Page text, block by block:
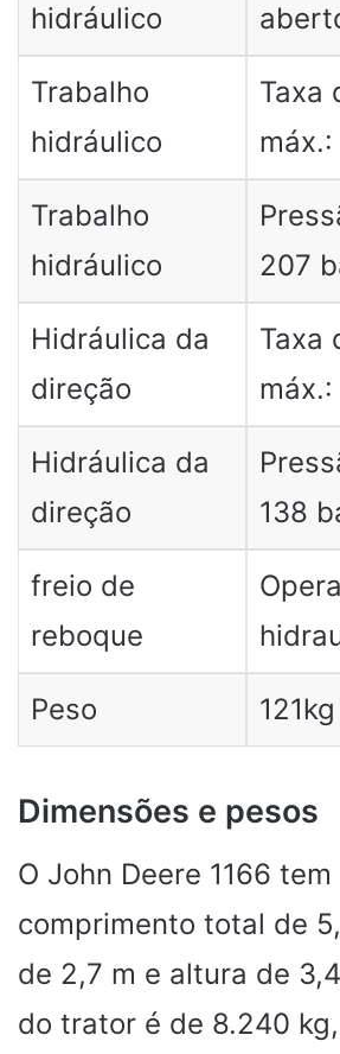
hidráulico
Trabalho
hidráulico
Taxa
Trabalho
hidráulico
207
Hidráulica da
direção
Taxa
Hidráulica da
direção
138
freio de
reboque
Peso 121kg
Dimensões e pesos
O John Deere 1166 tem
comprimento total de
de 2,7 m e altura de
do trator é de 8.240